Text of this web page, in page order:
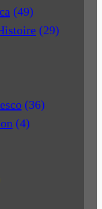
(49)
(29)
(36)
(4)